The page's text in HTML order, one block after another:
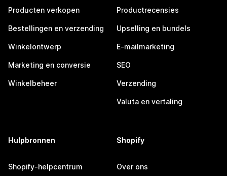
Producten verkopen
Bestellingen en verzending
Winkelontwerp
Marketing en conversie
Winkelbeheer
Productrecensies
Upselling en bundels
E-mailmarketing
SEO
Verzending
Valuta en vertaling
Hulpbronnen
Shopify-helpcentrum
Shopify
Over ons